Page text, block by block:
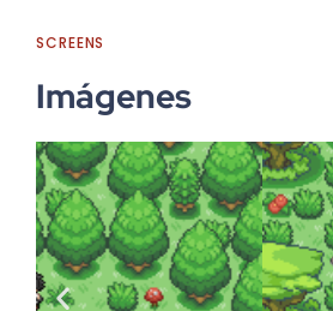
SCREENS
Imágenes